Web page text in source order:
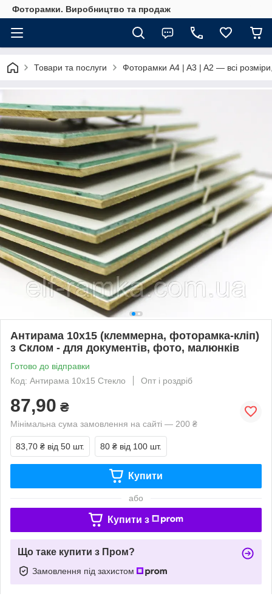
Фоторамки. Виробництво та продаж
Товари та послуги Фоторамки A4 | A3 | A2 — всі
Антирама 10х15 (клеммерна, фоторамка-кліп)
з Склом - для документів, фото, малюнків
Готово до відправки
Код: Антирама 10х15 Стекло
Опт і роздріб
87,90 ₴
Мінімальна сума замовлення на сайті — 200 ₴
83,70 ₴ від 50 шт. 80 ₴ від 100 шт.
Купити
або
Купити з
Що таке купити з Пром?
Замовлення під захистом